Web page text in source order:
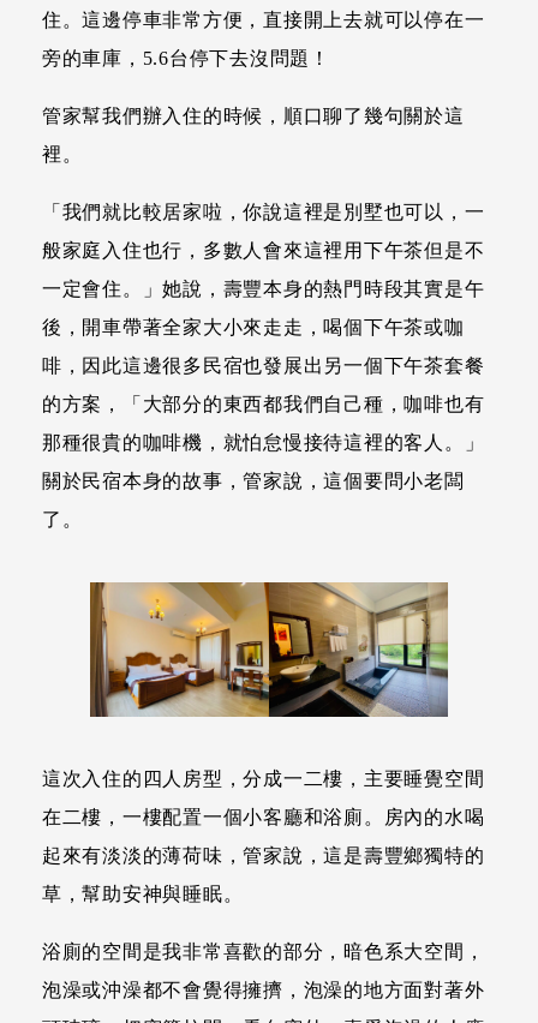
住。這邊停車非常方便，直接開上去就可以停在一
旁的車庫，5.6台停下去沒問題！
管家幫我們辦入住的時候，順口聊了幾句關於這
裡。
「我們就比較居家啦，你說這裡是別墅也可以，一
般家庭入住也行，多數人會來這裡用下午茶但是不
一定會住。」她說，壽豐本身的熱門時段其實是午
後，開車帶著全家大小來走走，喝個下午茶或咖
啡，因此這邊很多民宿也發展出另一個下午茶套餐
的方案，「大部分的東西都我們自己種，咖啡也有
那種很貴的咖啡機，就怕怠慢接待這裡的客人。」
關於民宿本身的故事，管家說，這個要問小老闆
了。
這次入住的四人房型，分成一二樓，主要睡覺空間
在二樓，一樓配置一個小客廳和浴廁。房內的水喝
起來有淡淡的薄荷味，管家說，這是壽豐鄉獨特的
草，幫助安神與睡眠。
浴廁的空間是我非常喜歡的部分，暗色系大空間，
泡澡或沖澡都不會覺得擁擠，泡澡的地方面對著外